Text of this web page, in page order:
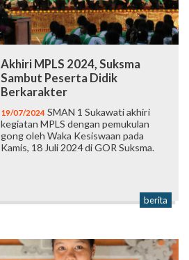
Akhiri MPLS 2024, Suksma
Sambut Peserta Didik
Berkarakter
19/07/2024SMAN 1 Sukawati akhiri
kegiatan MPLS dengan pemukulan
gong oleh Waka Kesiswaan pada
Kamis, 18 Juli 2024 di GOR Suksma.
berita